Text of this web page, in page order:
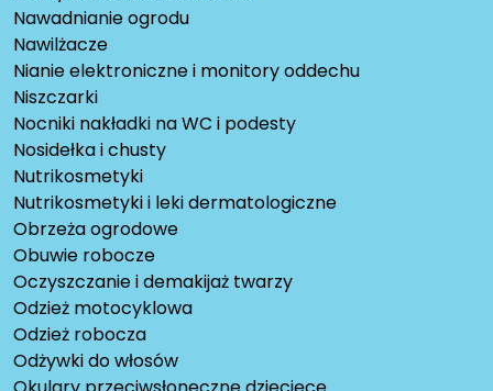
Nawadnianie ogrodu
Nawilżacze
Nianie elektroniczne i monitory oddechu
Niszczarki
Nocniki nakładki na WC i podesty
Nosidełka i chusty
Nutrikosmetyki
Nutrikosmetyki i leki dermatologiczne
Obrzeża ogrodowe
Obuwie robocze
Oczyszczanie i demakijaż twarzy
Odzież motocyklowa
Odzież robocza
Odżywki do włosów